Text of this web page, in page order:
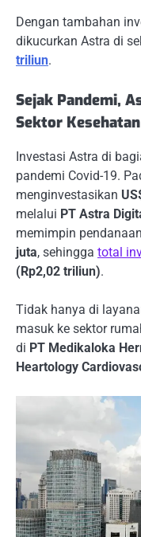
Dengan tambahan
dikucurkan Astra di
triliun.
Sejak Pandemi,
Sektor Kesehatan
Investasi Astra di
pandemi Covid-19.
menginvestasikan
melalui PT Astra
memimpin pendanaan
juta, sehingga total
(Rp2,02 triliun).
Tidak hanya di
masuk ke sektor
di PT Medikaloka
Heartology